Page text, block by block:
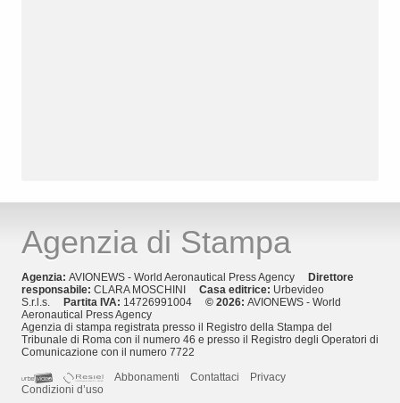
Agenzia di Stampa
Agenzia: AVIONEWS - World Aeronautical Press Agency
Direttore
responsabile: CLARA MOSCHINI Casa editrice: Urbevideo
S.r.l.s.
Partita IVA: 14726991004 © 2026: AVIONEWS - World
Aeronautical Press Agency
Agenzia di stampa registrata presso il Registro della Stampa del
Tribunale di Roma con il numero 46 e presso il Registro degli Operatori di
Comunicazione con il numero 7722
Abbonamenti
Contattaci
Privacy
Condizioni d’uso